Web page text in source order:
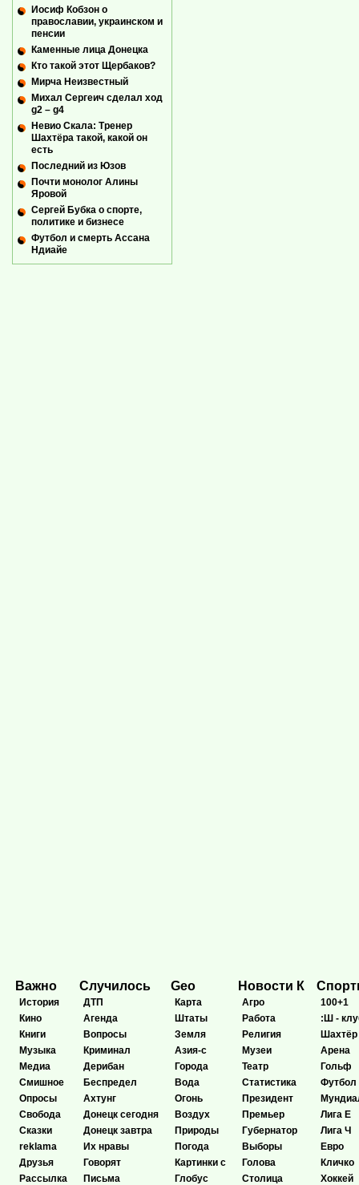
Иосиф Кобзон о
православии, украинском и
пенсии
Каменные лица Донецка
Кто такой этот Щербаков?
Мирча Неизвестный
Михал Сергеич сделал ход
g2 – g4
Невио Скала: Тренер
Шахтёра такой, какой он
есть
Последний из Юзов
Почти монолог Алины
Яровой
Сергей Бубка о спорте,
политике и бизнесе
Футбол и смерть Ассана
Ндиайе
Важно
История
Кино
Книги
Музыка
Медиа
Смишное
Опросы
Свобода
Сказки
reklama
Друзья
Рассылка
Случилось
ДТП
Агенда
Вопросы
Криминал
Дерибан
Беспредел
Ахтунг
Донецк сегодня
Донецк завтра
Их нравы
Говорят
Письма
Geo
Карта
Штаты
Земля
Азия-с
Города
Вода
Огонь
Воздух
Природы
Погода
Картинки с
Глобус
Новости К
Агро
Работа
Религия
Музеи
Театр
Статистика
Президент
Премьер
Губернатор
Выборы
Голова
Столица
100+1
:Ш -
Шахтёр
Арена
Гольф
Футбол
Лига Е
Лига Ч
Евро
Кличко
Хоккей